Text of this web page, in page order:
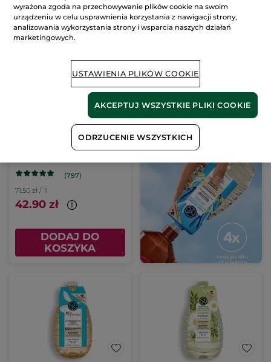
DODAJ DO
KOSZYKA
DODAJ DO
KOSZYKA
Żel pod prysznic i do
kąpieli Dzika alga &
uzupełniacz
(797)
71.50 zł / 1l
42.90 zł
DODAJ DO
KOSZYKA
wyrażona zgoda na przechowywanie plików cookie na swoim
urządzeniu w celu usprawnienia korzystania z nawigacji strony,
analizowania wykorzystania strony i wsparcia naszych działań
marketingowych.
USTAWIENIA PLIKÓW COOKIE
ODRZUCENIE WSZYSTKICH
AKCEPTUJ WSZYSTKIE PLIKI COOKIE